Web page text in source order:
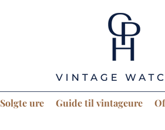
Solgte ure Guide til vintageure